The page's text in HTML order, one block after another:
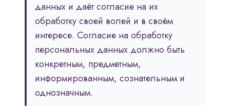
данных и даёт согласие на их
обработку своей волей и в своём
интересе. Согласие на обработку
персональных данных должно быть
конкретным, предметным,
информированным, сознательным и
однозначным.